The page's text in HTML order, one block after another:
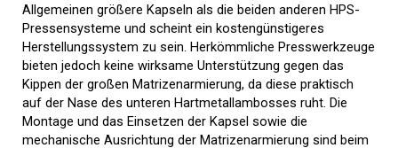
Allgemeinen größere Kapseln als die beiden anderen HPS-
Pressensysteme und scheint ein kostengünstigeres
Herstellungssystem zu sein. Herkömmliche Presswerkzeuge
bieten jedoch keine wirksame Unterstützung gegen das
Kippen der großen Matrizenarmierung, da diese praktisch
auf der Nase des unteren Hartmetallambosses ruht. Die
Montage und das Einsetzen der Kapsel sowie die
mechanische Ausrichtung der Matrizenarmierung sind beim